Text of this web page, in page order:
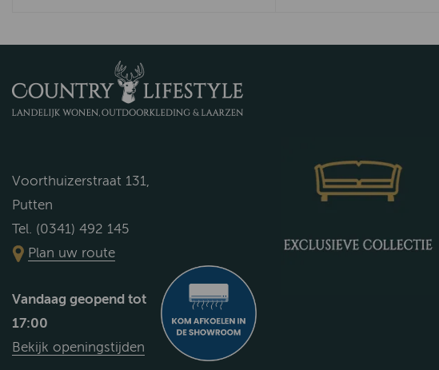
Voorthuizerstraat 131,
Putten
Tel. (0341) 492 145
Plan uw route
Vandaag geopend tot
17:00
Bekijk openingstijden